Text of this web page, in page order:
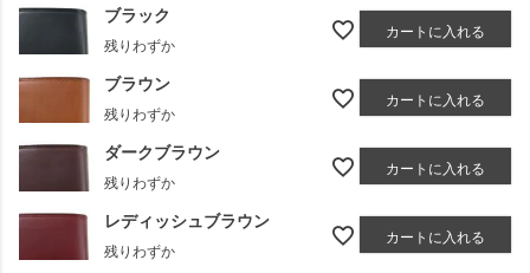
ブラック
残りわずか
カートに入れる
ブラウン
残りわずか
カートに入れる
ダークブラウン
残りわずか
カートに入れる
レディッシュブラウン
残りわずか
カートに入れる